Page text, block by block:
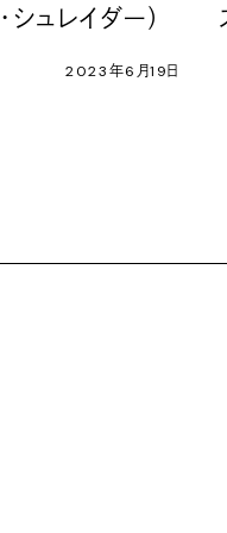
シュレイダー）
2023年6月19日